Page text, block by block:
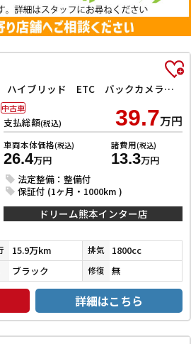
Sツーリングセレクション ハイブリッド ETC バックカメラ ナビ オートライト LEDヘッドランプ ヘッドライトウォッシャー スマートキー 電動格納ミラー CVT 盗難防止システム 衝突安全ボディ アルミホイール
支払総額(税込) 39.7万円
車両本体価格(税込)
26.4万円
諸費用(税込)
13.3万円
法定整備：整備付
保証付 (1ヶ月・1000km )
中古車
ドリーム熊本インター店
15.9万km 排気 1800cc
ブラック 修復 無
詳細はこちら